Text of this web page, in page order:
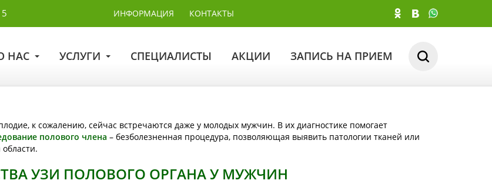
ИНФОРМАЦИЯ КОНТАКТЫ
НАС УСЛУГИ СПЕЦИАЛИСТЫ АКЦИИ ЗАПИСЬ НА ПРИЕМ
к сожалению, сейчас встречаются даже у молодых мужчин. В их диагностике помогает
полового члена – безболезненная процедура, позволяющая выявить патологии тканей или
УЗИ ПОЛОВОГО ОРГАНА У МУЖЧИН